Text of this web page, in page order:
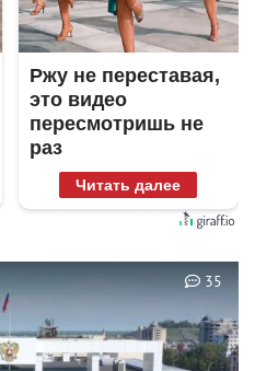
Ржу не переставая,
это видео
пересмотришь не
раз
Читать далее
35